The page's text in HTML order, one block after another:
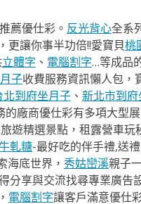
薦優仕彩。 反光背心全系
更讓你事半功倍!!愛寶貝桃
立體字 、 電腦割字…等成品
子收費服務資訊懶人包，
北到府坐月子、 新北市到
的廠商優仕彩有多項大型
遊精選景點，租露營車玩
軋糖-最好吃的伴手禮,送
海底世界， 秀姑巒溪親子
分享與交流找尋專業廣告
電腦割字讓客戶滿意優仕